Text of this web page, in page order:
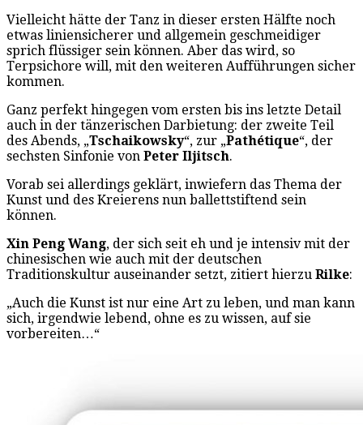
Vielleicht hätte der Tanz in dieser ersten Hälfte noch
etwas liniensicherer und allgemein geschmeidiger
sprich flüssiger sein können. Aber das wird, so
Terpsichore will, mit den weiteren Aufführungen sicher
kommen.
Ganz perfekt hingegen vom ersten bis ins letzte Detail
auch in der tänzerischen Darbietung: der zweite Teil
des Abends, „Tschaikowsky“, zur „Pathétique“, der
sechsten Sinfonie von Peter Iljitsch.
Vorab sei allerdings geklärt, inwiefern das Thema der
Kunst und des Kreierens nun ballettstiftend sein
können.
Xin Peng Wang, der sich seit eh und je intensiv mit der
chinesischen wie auch mit der deutschen
Traditionskultur auseinander setzt, zitiert hierzu Rilke:
„Auch die Kunst ist nur eine Art zu leben, und man kann
sich, irgendwie lebend, ohne es zu wissen, auf sie
vorbereiten…“